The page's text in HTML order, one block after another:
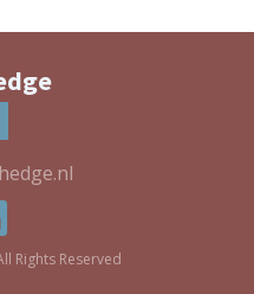
Rights Reserved